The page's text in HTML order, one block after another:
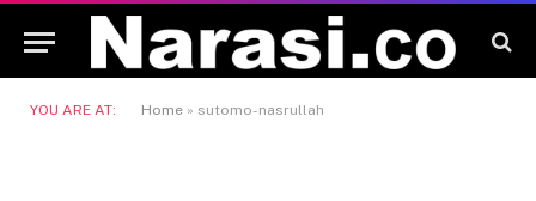
YOU ARE AT: Home » sutomo-nasrullah